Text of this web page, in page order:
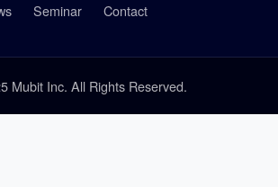
Seminar Contact
Mubit Inc. All Rights Reserved.